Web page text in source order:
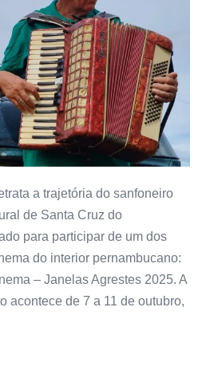
a trajetória do sanfoneiro
de Santa Cruz do
para participar de um dos
do interior pernambucano:
– Janelas Agrestes 2025. A
acontece de 7 a 11 de outubro,